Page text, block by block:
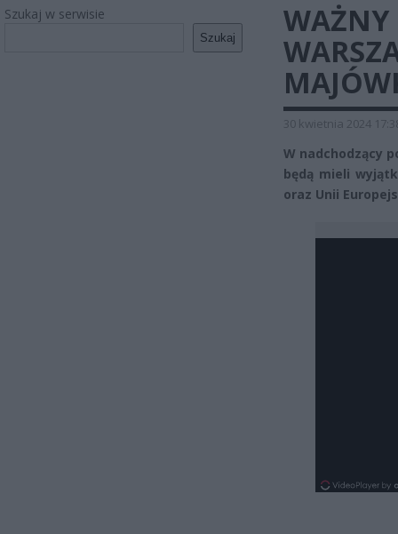
Szukaj w serwisie
Szukaj
30 kwietnia 2024
W nadchodzący
będą mieli
oraz Unii